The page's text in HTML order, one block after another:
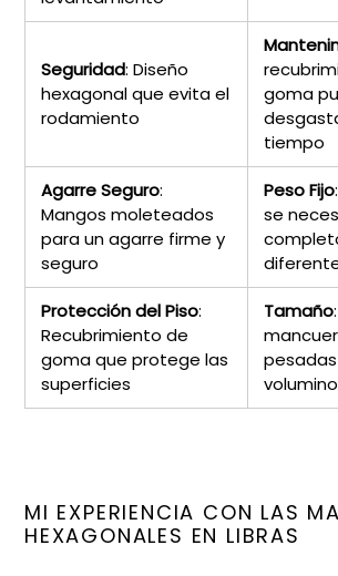
Seguridad: Diseño
hexagonal que evita el
rodamiento
goma
tiempo
Agarre Seguro:
Mangos moleteados
para un agarre firme y
seguro
Peso Fijo
se
Protección del Piso:
Recubrimiento de
goma que protege las
superficies
Tamaño
MI EXPERIENCIA CON LAS
HEXAGONALES EN LIBRAS